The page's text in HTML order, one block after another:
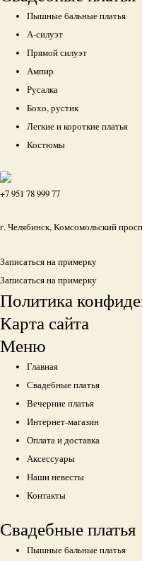
Пышные бальные платья
А-силуэт
Прямой силуэт
Ампир
Русалка
Бохо, рустик
Легкие и короткие платья
Костюмы
+7 951 78 999 77
г. Челябинск, Комсомольский
Записаться на примерку
Записаться на примерку
Политика
Карта сайта
Меню
Главная
Свадебные платья
Вечерние платья
Интернет-магазин
Оплата и доставка
Аксессуары
Наши невесты
Контакты
Свадебные платья
Пышные бальные платья